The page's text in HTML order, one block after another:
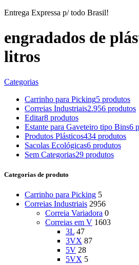
Entrega Expressa p/ todo Brasil!
engradados de
litros
Categorias
Carrinho para Picking5 produtos
Correias Industriais2.956 produtos
Editar8 produtos
Estante para Gaveteiro tipo Bins6
Produtos Plásticos434 produtos
Sacolas Ecológicas6 produtos
Sem Categorias29 produtos
Categorias de produto
Carrinho para Picking 5
Correias Industriais 2956
Correia Variadora 0
Correias em V 1603
3L 47
3VX 87
5V 28
5VX 5